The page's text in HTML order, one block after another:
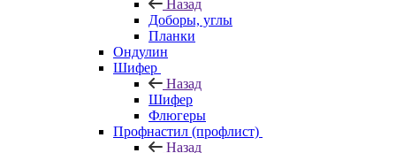
Назад
Доборы, углы
Планки
Ондулин
Шифер
Назад
Шифер
Флюгеры
Профнастил (профлист)
Назад